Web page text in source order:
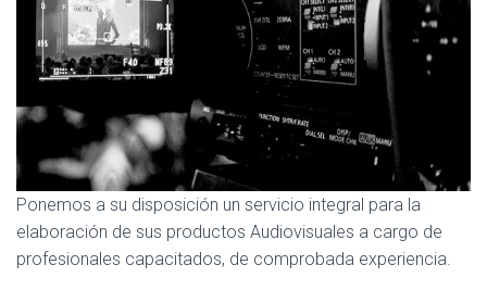
Ponemos a su disposición un servicio integral para la
elaboración de sus productos Audiovisuales a cargo de
profesionales capacitados, de comprobada experiencia.